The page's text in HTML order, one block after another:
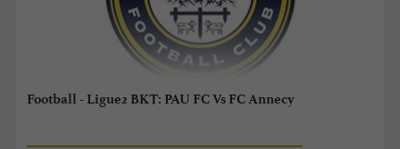
Football - Ligue2 BKT: PAU FC Vs FC Annecy